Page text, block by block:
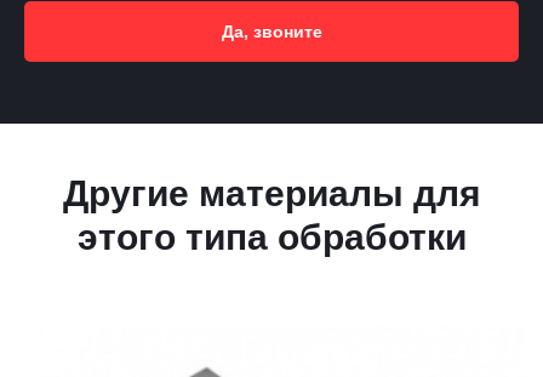
Да, звоните
Другие материалы для
этого типа обработки